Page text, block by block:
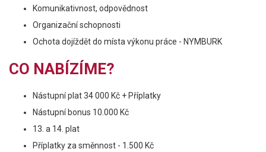
Komunikativnost, odpovědnost
Organizační schopnosti
Ochota dojíždět do místa výkonu práce - NYMBURK
CO NABÍZÍME?
Nástupní plat 34 000 Kč + Příplatky
Nástupní bonus 10.000 Kč
13. a 14. plat
Příplatky za směnnost - 1.500 Kč